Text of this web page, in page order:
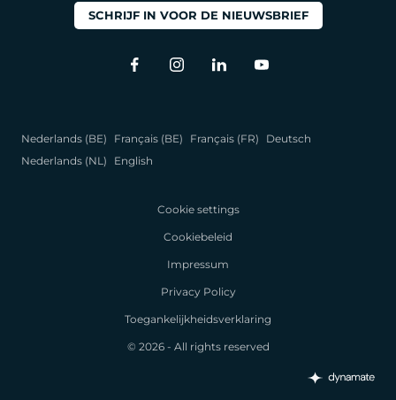
SCHRIJF IN VOOR DE NIEUWSBRIEF
Nederlands (BE) Français (BE) Français (FR)
Deutsch
Nederlands (NL)
English
Cookie settings
Cookiebeleid
Impressum
Privacy Policy
Toegankelijkheidsverklaring
© 2026 - All rights reserved